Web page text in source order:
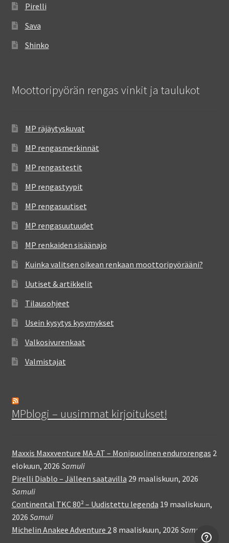
Pirelli
Sava
Shinko
Moottoripyörän rengas vinkit ja taulukot
MP räjäytyskuvat
MP rengasmerkinnät
MP rengastestit
MP rengastyypit
MP rengasuutiset
MP rengasuutuudet
MP renkaiden sisäänajo
Kuinka valitsen oikean renkaan moottoripyörääni?
Uutiset & artikkelit
Tilausohjeet
Usein kysytys kysymykset
Valkosivurenkaat
Valmistajat
MPblogi – uusimmat kirjoitukset!
Maxxis Maxxventure MA-AT – Monipuolinen endurorengas 2
elokuun, 2026 Samuli
Pirelli Diablo – Jälleen saatavilla 29 maaliskuun, 2026
Samuli
Continental TKC 80² – Uudistettu legenda 19 maaliskuun,
2026 Samuli
Michelin Anakee Adventure 2 8 maaliskuun, 2026 Samuli